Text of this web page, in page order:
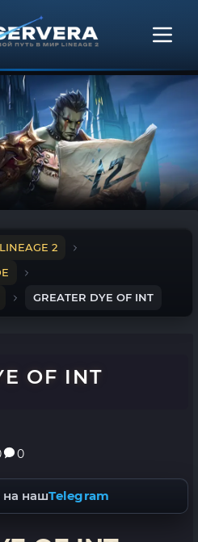
2
GREATER DYE OF INT
OF INT
0
нашTelegram